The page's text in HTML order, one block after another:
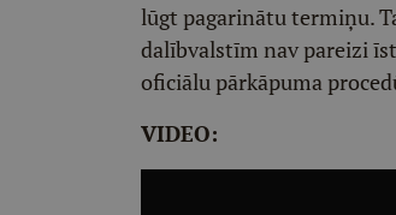
lūgt pagarinātu termiņu.
dalībvalstīm nav pareizi
oficiālu pārkāpuma
VIDEO: